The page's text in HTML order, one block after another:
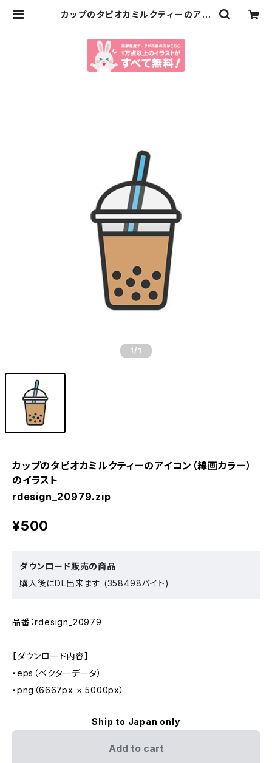
カップのタピオカミルクティーのアイ
1 /1
カップのタピオカミルクティーのアイコン（線画カラー）
のイラスト
rdesign_20979.zip
¥500
ダウンロード販売の商品
購入後にDL出来ます (358498バイト)
品番：rdesign_20979
【ダウンロード内容】
・eps（ベクターデータ）
・png（6667px × 5000px）
Ship to Japan only
Add to cart